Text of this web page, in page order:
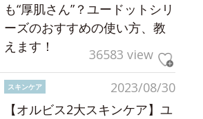
も“厚肌さん”？ユードットシリ
ーズのおすすめの使い方、教
えます！
36583 view
2023/08/30
スキンケア
【オルビス2大スキンケア】ユ